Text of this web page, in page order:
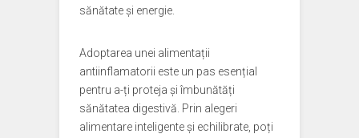
sănătate și energie.
Adoptarea unei alimentații
antiinflamatorii este un pas esențial
pentru a-ți proteja și îmbunătăți
sănătatea digestivă. Prin alegeri
alimentare inteligente și echilibrate, poți